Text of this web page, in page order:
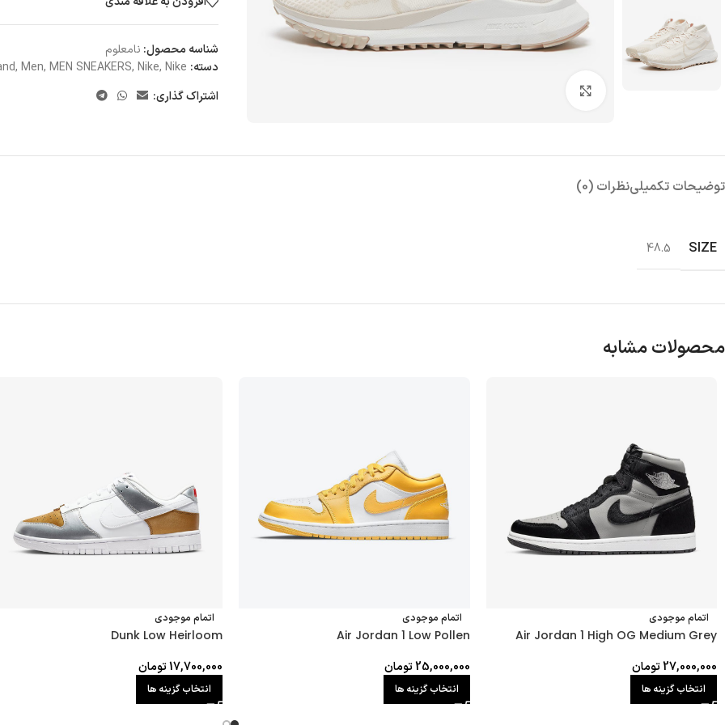
شناسه محصول: نامعلوم
دسته:
, Men, MEN SNEAKERS, Nike, Nike
اشتراک گذاری:
توضیحات تکمیلینظرات (0)
SIZE
48.5
محصولات مشابه
اتمام موجودی
Air Jordan 1 High OG Medium Grey
27,000,000تومان
انتخاب گزینه ها
اتمام موجودی
Air Jordan 1 Low Pollen
25,000,000تومان
انتخاب گزینه ها
اتمام موجودی
Dunk Low Heirloom
17,700,000تومان
انتخاب گزینه ها